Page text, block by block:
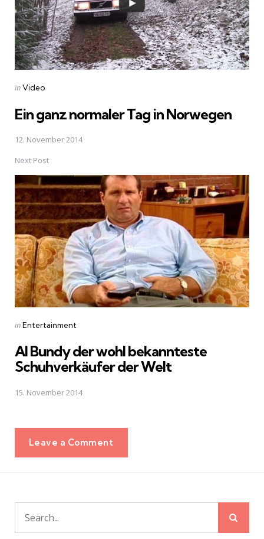
Posted
inVideo
Ein ganz normaler Tag in Norwegen
12. November 2014
Next Post
Posted
inEntertainment
Al Bundy der wohl bekannteste
Schuhverkäufer der Welt
15. November 2014
Leave a Comment
Search
for: